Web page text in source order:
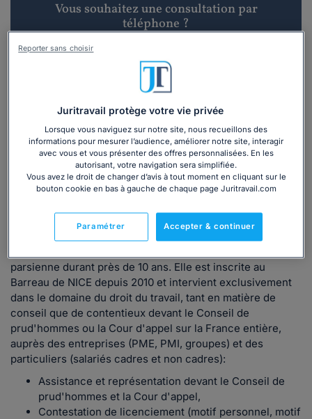
Vous souhaitez une consultation par
téléphone ?
Consulter immédiatement
01 75 75 42 33
vendredi)
Vous êtes avocat ?
Présentation
Stéphanie JOURQUIN est avocat en droit du travail depuis
parsienne durant près de 10 ans. Elle est inscrite au
Barreau de NICE depuis 2010 et intervient exclusivement
dans le domaine du droit du travail, tant en matière de
conseil que de contentieux devant le Conseil de
prud'hommes ou la Cour d'appel sur la France entière,
auprès des entreprises (PME, PMI, groupes) et des
particuliers (salariés cadres et non cadres):
Assistance et représentation devant le Conseil de
prud'hommes et la Cour d'appel,
Contestation de licenciement (motif personnel, motif
Juritravail protège votre vie privée
Lorsque vous naviguez sur notre site, nous recueillons des
informations pour mesurer l’audience, améliorer notre site, interagir
avec vous et vous présenter des offres personnalisées. En les
autorisant, votre navigation sera simplifiée.
Vous avez le droit de changer d’avis à tout moment en cliquant sur le
bouton cookie en bas à gauche de chaque page Juritravail.com
Accepter & continuer
Paramétrer
Reporter sans choisir